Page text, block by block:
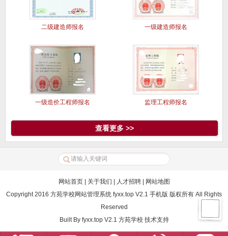
二级建造师报名 一级建造师报名
一级造价工程师报名 监理工程师报名
查看更多 >>
网站首页| 关于我们 人才招聘|
网站地图
Copyright 2016 方苑学校网站管理系统 fyxx.top V2.1 手机版 版权所有 All Rights
Reserved
Built By fyxx.top V2.1 方苑学校技术支持